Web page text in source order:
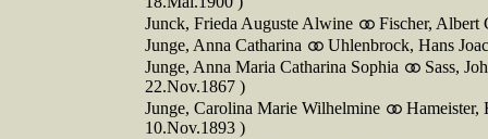
Junck, Frieda Auguste Alwine
Fischer, Albert
Junge, Anna Catharina
Uhlenbrock, Hans
Junge, Anna Maria Catharina Sophia
Sass,
22.Nov.1867 )
Junge, Carolina Marie Wilhelmine
Hameister,
10.Nov.1893 )